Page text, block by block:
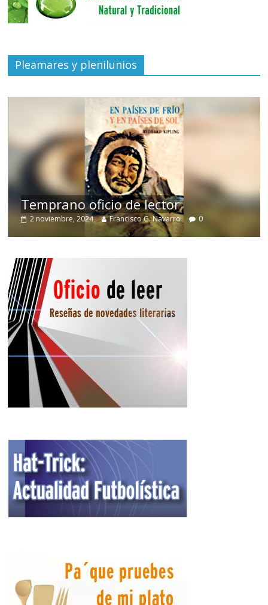
Pleamares y plenilunios
Temprano oficio de lector
2 noviembre, 2024 Francisco G. Navarro 0